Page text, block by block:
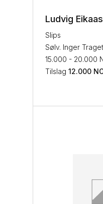
Ludvig Eikaas
Slips
Sølv. Inger
15.000 - 20.000
Tilslag 12.000